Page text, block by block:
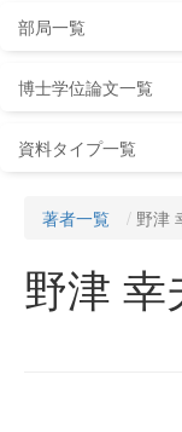
部局一覧
博士学位論文一覧
資料タイプ一覧
著者一覧 野津
野津 幸